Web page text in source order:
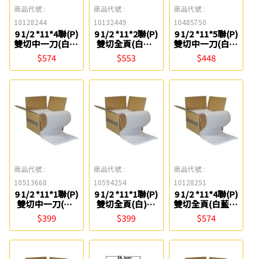
商品代號 :
10128244
9 1/2 *11*4聯(P)
雙切中一刀(白藍
紅黃)電腦報表紙
$574
商品代號 :
10132449
9 1/2 *11*2聯(P)
雙切全頁(白紅)
電腦報表紙
$553
商品代號 :
10485750
9 1/2 *11*5聯(P)
雙切中一刀(白綠
藍紅黃) 電腦報
表紙
$448
商品代號 :
10513668
9 1/2 *11*1聯(P)
雙切中一刀(白)
電腦報表紙
$399
商品代號 :
10594254
9 1/2 *11*1聯(P)
雙切全頁(白)電
腦報表紙
$399
商品代號 :
10128251
9 1/2 *11*4聯(P)
雙切全頁(白藍紅
黃)電腦報表紙
$574